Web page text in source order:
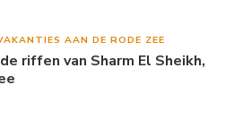
AAN DE RODE ZEE
riffen van Sharm El Sheikh,